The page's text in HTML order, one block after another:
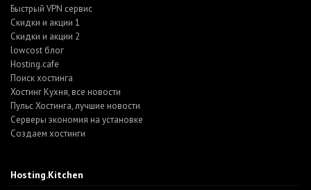
Быстрый VPN сервис
Скидки и акции 1
Скидки и акции 2
lowcost блог
Hosting.cafe
Поиск хостинга
Хостинг Кухня, все новости
Пульс Хостинга, лучшие новости
Серверы экономия на установке
Создаем хостинги
Hosting.Kitchen